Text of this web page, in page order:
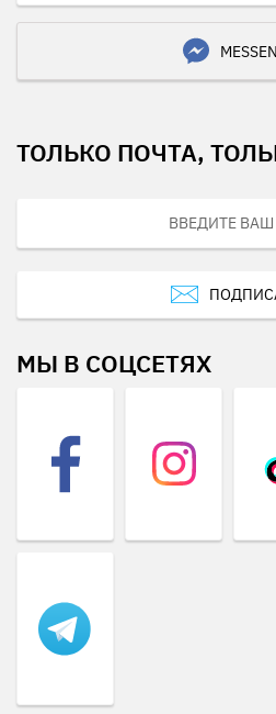
ТОЛЬКО ПОЧТА,
МЫ В СОЦСЕТЯХ